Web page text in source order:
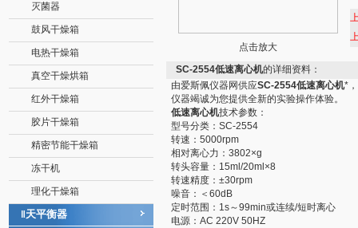
灭菌器
鼓风干燥箱
电热干燥箱
真空干燥烘箱
红外干燥箱
胶片干燥箱
精密节能干燥箱
冻干机
理化干燥箱
天平衡器
点击放大
SC-2554低速离心机的详细资料：
由爱斯佩仪器网供应SC-2554低速离心机*
仪器竭诚为您提供全新的实验操作体验。
低速离心机技术参数：
型号分类：SC-2554
转速：5000rpm
相对离心力：3802×g
转头容量：15ml/20ml×8
转速精度：±30rpm
噪音：＜60dB
定时范围：1s～99min或连续/短时离心
电源：AC 220V 50HZ